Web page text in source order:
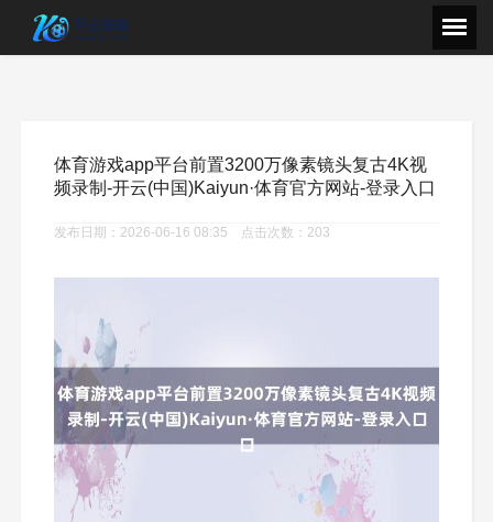
体育游戏app平台前置3200万像素镜头复古4K视
频录制-开云(中国)Kaiyun·体育官方网站-登录入口
发布日期：2026-06-16 08:35 点击次数：203